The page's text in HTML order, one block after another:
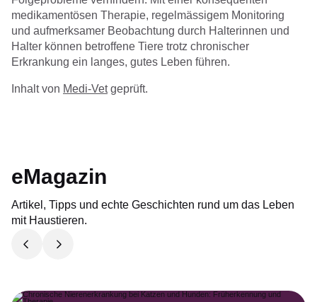
medikamentösen Therapie, regelmässigem Monitoring
und aufmerksamer Beobachtung durch Halterinnen und
Halter können betroffene Tiere trotz chronischer
Erkrankung ein langes, gutes Leben führen.
Inhalt von Medi-Vetgeprüft.
eMagazin
Artikel, Tipps und echte Geschichten rund um das Leben
mit Haustieren.